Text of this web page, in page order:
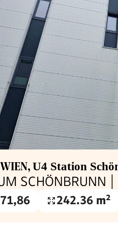
, U4 Station
SCHÖNBRUNN
Nutzfläche
242.36 m²